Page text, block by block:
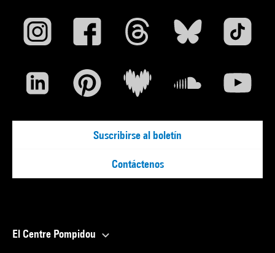
Suscribirse al boletín
Contáctenos
El Centre Pompidou